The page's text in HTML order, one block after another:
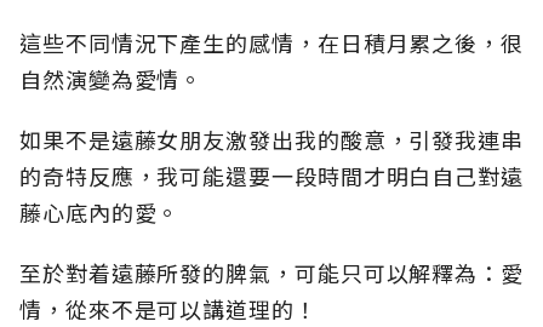
這些不同情況下產生的感情，在日積月累之後，很
自然演變為愛情。
如果不是遠藤女朋友激發出我的酸意，引發我連串
的奇特反應，我可能還要一段時間才明白自己對遠
藤心底內的愛。
至於對着遠藤所發的脾氣，可能只可以解釋為：愛
情，從來不是可以講道理的！